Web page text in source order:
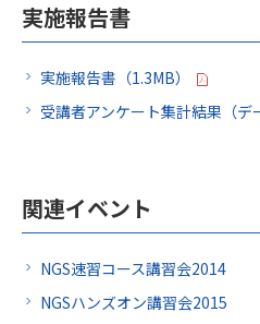
実施報告書
実施報告書（1.3MB）
受講者アンケート集計結果（デ
関連イベント
NGS速習コース講習会2014
NGSハンズオン講習会2015